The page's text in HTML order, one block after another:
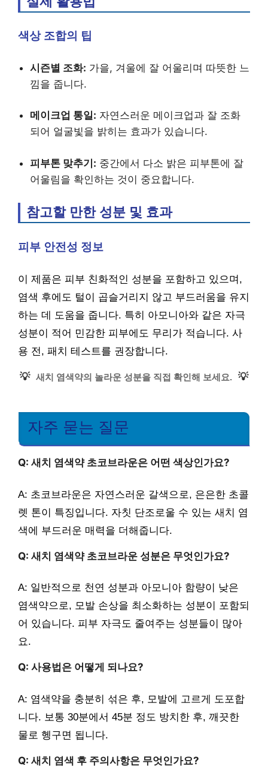
색상 조합의 팁
시즌별 조화: 가을, 겨울에 잘 어울리며 따뜻한 느
낌을 줍니다.
메이크업 통일: 자연스러운 메이크업과 잘 조화
되어 얼굴빛을 밝히는 효과가 있습니다.
피부톤 맞추기: 중간에서 다소 밝은 피부톤에 잘
어울림을 확인하는 것이 중요합니다.
참고할 만한 성분 및 효과
피부 안전성 정보
이 제품은 피부 친화적인 성분을 포함하고 있으며,
염색 후에도 털이 곱슬거리지 않고 부드러움을 유지
하는 데 도움을 줍니다. 특히 아모니아와 같은 자극
성분이 적어 민감한 피부에도 무리가 적습니다. 사
용 전, 패치 테스트를 권장합니다.
💡 새치 염색약의 놀라운 성분을 직접 확인해 보세요. 💡
자주 묻는 질문
Q: 새치 염색약 초코브라운은 어떤 색상인가요?
A: 초코브라운은 자연스러운 갈색으로, 은은한 초콜
렛 톤이 특징입니다. 자칫 단조로울 수 있는 새치 염
색에 부드러운 매력을 더해줍니다.
Q: 새치 염색약 초코브라운 성분은 무엇인가요?
A: 일반적으로 천연 성분과 아모니아 함량이 낮은
염색약으로, 모발 손상을 최소화하는 성분이 포함되
어 있습니다. 피부 자극도 줄여주는 성분들이 많아
요.
Q: 사용법은 어떻게 되나요?
A: 염색약을 충분히 섞은 후, 모발에 고르게 도포합
니다. 보통 30분에서 45분 정도 방치한 후, 깨끗한
물로 헹구면 됩니다.
Q: 새치 염색 후 주의사항은 무엇인가요?